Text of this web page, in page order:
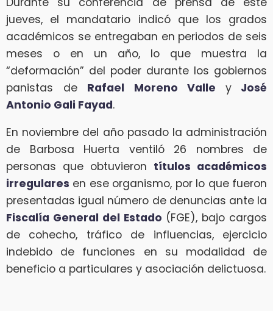
jueves, el mandatario indicó que los grados
académicos se entregaban en periodos de seis
meses o en un año, lo que muestra la
“deformación” del poder durante los gobiernos
panistas de Rafael Moreno Valle yJosé
Antonio Gali Fayad.
En noviembre del año pasado la administración
de Barbosa Huerta ventiló 26 nombres de
personas que obtuvieron títulos académicos
irregulares en ese organismo, por lo que fueron
presentadas igual número de denuncias ante la
Fiscalía General del Estado (FGE), bajo cargos
de cohecho, tráfico de influencias, ejercicio
indebido de funciones en su modalidad de
beneficio a particulares y asociación delictuosa.